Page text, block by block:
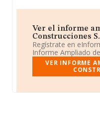
Ver el informe
Construcciones
Regístrate en
Informe Ampliado
VER INFORME